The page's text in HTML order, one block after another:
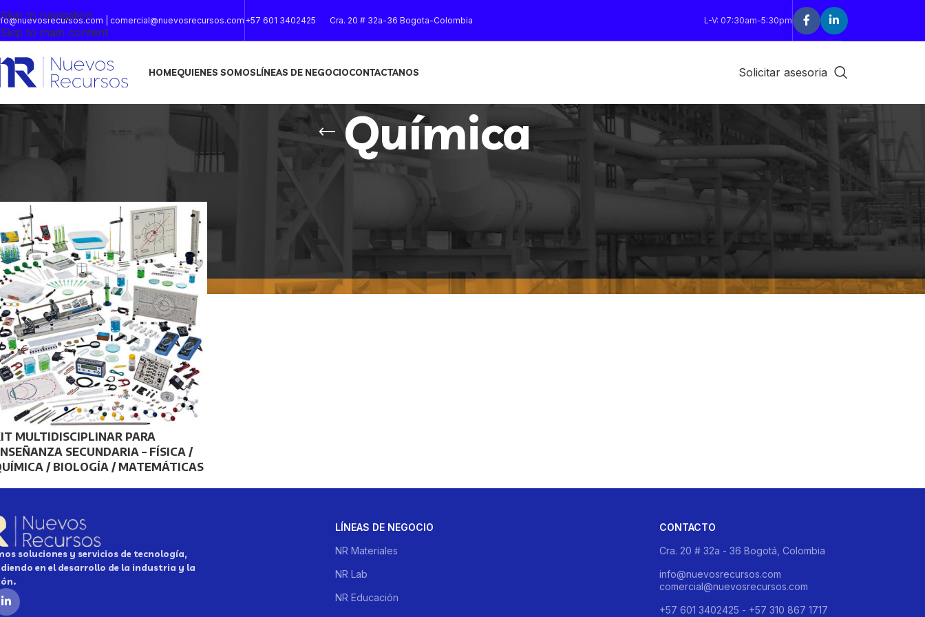
Skip to navigation
Skip to main content
| comercial@nuevosrecursos.com +57 601 3402425 Cra. 20 # 32a-36 Bogota-Colombia L-V: 07:30am-5:30pm
HOMEQUIENES SOMOSLÍNEAS DE NEGOCIOCONTACTANOS Solicitar asesoria
Química
18
MULTIDISCIPLINAR PARA
SECUNDARIA – FÍSICA /
/ BIOLOGÍA / MATEMÁTICAS
soluciones y servicios de tecnología,
en el desarrollo de la industria y la
LÍNEAS DE NEGOCIO
NR Materiales
NR Lab
NR Educación
CONTACTO
Cra. 20 # 32a - 36 Bogotá, Colombia
info@nuevosrecursos.com
comercial@nuevosrecursos.com
+57 601 3402425 - +57 310 867 1717